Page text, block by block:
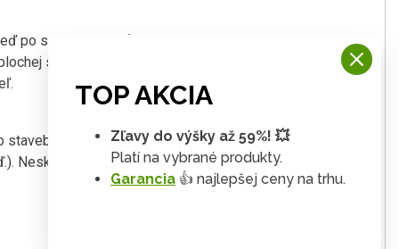
po stavbe doplniť podľa
strechy samolepiace
stavebné sadu až do konečnej
Neskladovať vo vykurovanom
TOP AKCIA
Zľavy do výšky až 59%! 💥
Platí na vybrané produkty.
Garancia 👍 najlepšej ceny na trhu.